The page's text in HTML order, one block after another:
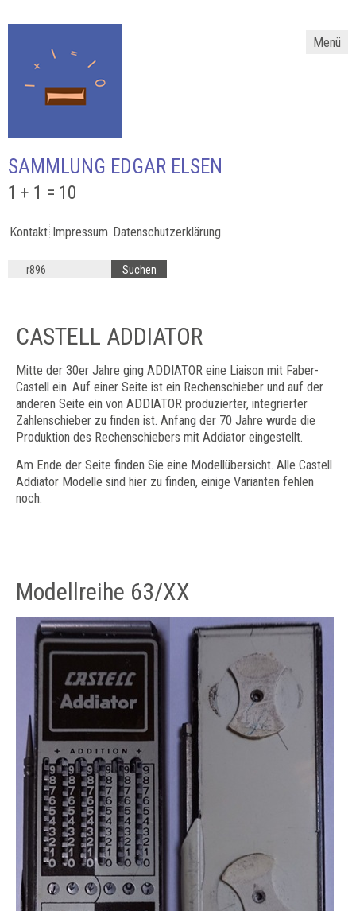
Menü
SAMMLUNG EDGAR ELSEN
1 + 1 = 10
Kontakt Impressum Datenschutzerklärung
CASTELL ADDIATOR
Mitte der 30er Jahre ging ADDIATOR eine Liaison mit Faber-
Castell ein. Auf einer Seite ist ein Rechenschieber und auf der
anderen Seite ein von ADDIATOR produzierter, integrierter
Zahlenschieber zu finden ist. Anfang der 70 Jahre wurde die
Produktion des Rechenschiebers mit Addiator eingestellt.
Am Ende der Seite finden Sie eine Modellübersicht. Alle Castell
Addiator Modelle sind hier zu finden, einige Varianten fehlen
noch.
Modellreihe 63/XX